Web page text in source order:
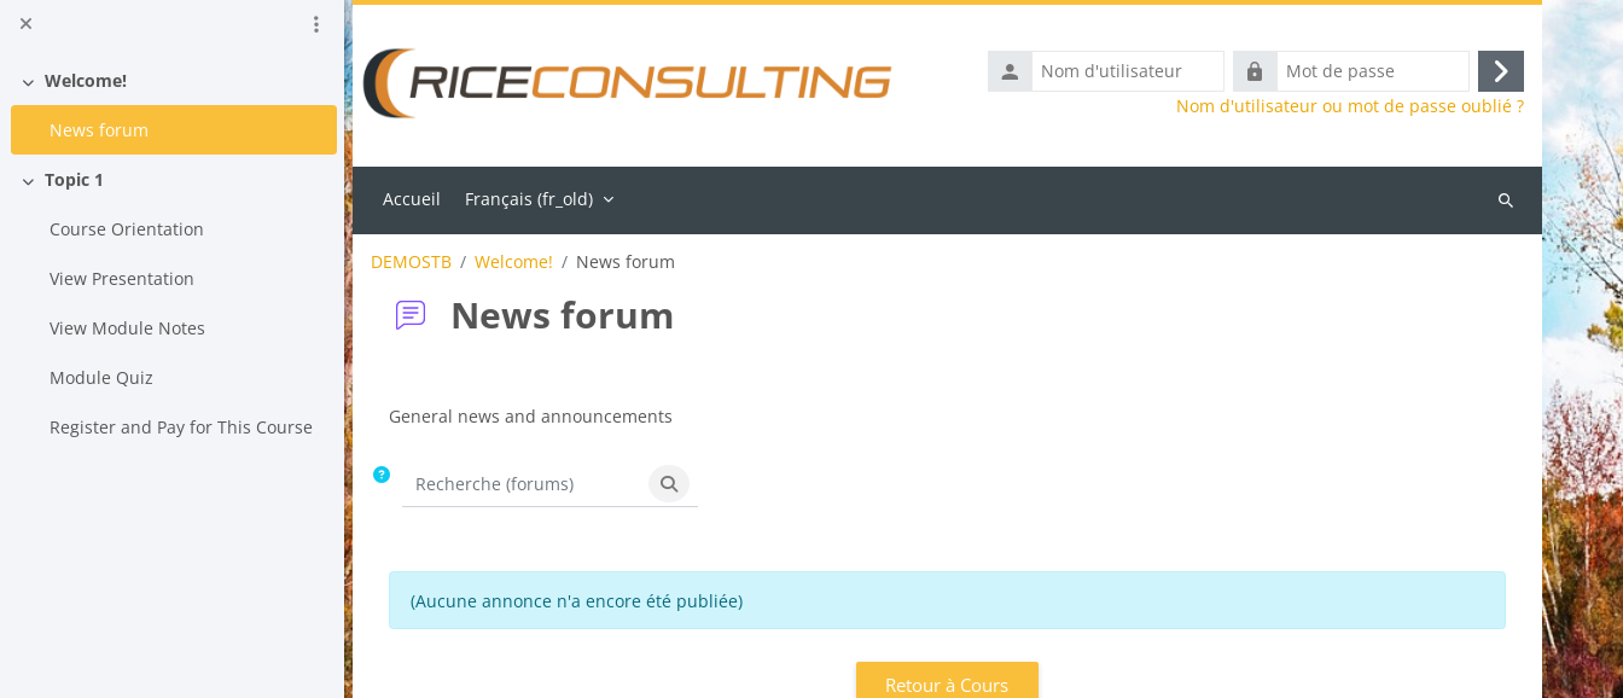
Replier
Welcome!
News forum
Replier
Topic 1
Course Orientation
View Presentation
View Module Notes
Module Quiz
Register and Pay for This Course
Nom
d'utilisateur
Mot
de
Connexion
Nom d'utilisateur ou mot de passe oublié ?
Accueil Français ‎(fr_old)‎
Rechercher
DEMOSTB Welcome! News forum
News forum
General news and announcements
Recherche (forums)
Recherche (forums)
(Aucune annonce n'a encore été publiée)
Retour à Cours